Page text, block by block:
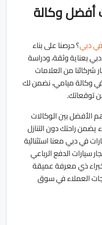
أفضل وكالة
دبي؟ حرصنا على بناء
بعناية وثقة، ودراسة
شركائنا من العلامات
في وكالة ميامي، نضمن لك
توقعاتك.
الأفضل بين الوكالات
راحتك دون التنازل
في دبي معنا استثنائية
سيارات الدفع الرباعي
ذي معرفة عميقة
العملاء في سوق